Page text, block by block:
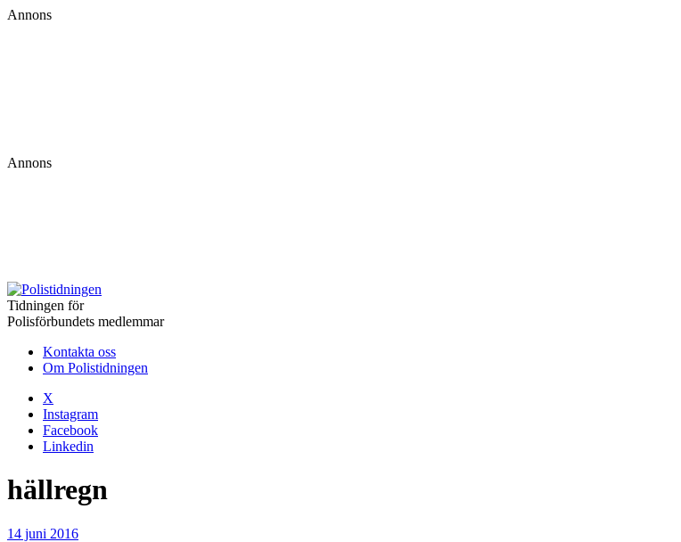
Annons
Annons
Tidningen för
Polisförbundets medlemmar
Kontakta oss
Om Polistidningen
X
Instagram
Facebook
Linkedin
hällregn
14 juni 2016